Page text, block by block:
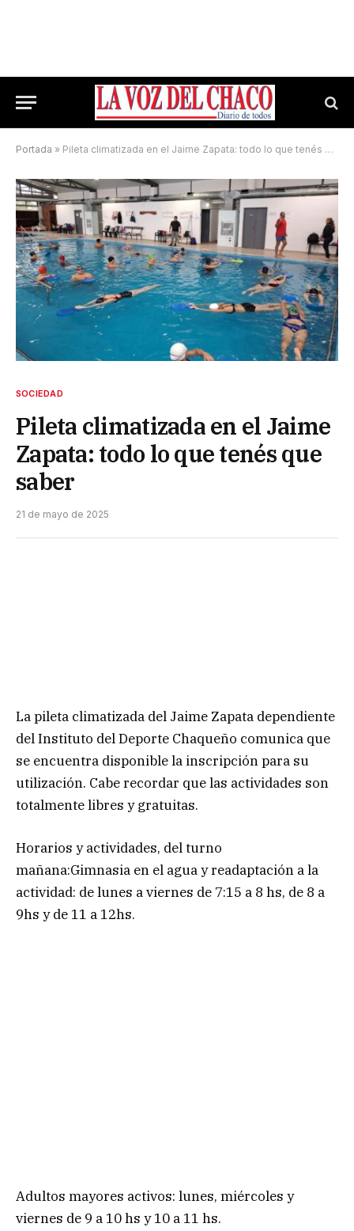
Portada » Pileta climatizada en el Jaime Zapata: todo lo que tenés que saber
SOCIEDAD
Pileta climatizada en el Jaime
Zapata: todo lo que tenés que
saber
21 de mayo de 2025
La pileta climatizada del Jaime Zapata dependiente
del Instituto del Deporte Chaqueño comunica que
se encuentra disponible la inscripción para su
utilización. Cabe recordar que las actividades son
totalmente libres y gratuitas.
Horarios y actividades, del turno
mañana:Gimnasia en el agua y readaptación a la
actividad: de lunes a viernes de 7:15 a 8 hs, de 8 a
9hs y de 11 a 12hs.
Adultos mayores activos: lunes, miércoles y
viernes de 9 a 10 hs y 10 a 11 hs.